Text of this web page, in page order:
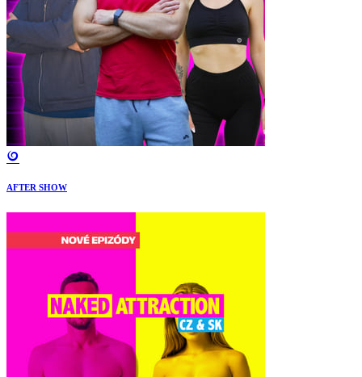
AFTER SHOW